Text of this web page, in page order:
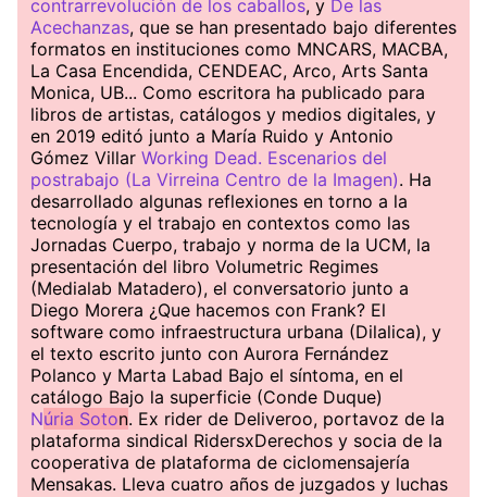
contrarrevolución de los caballos, y De las
Acechanzas, que se han presentado bajo diferentes
formatos en instituciones como MNCARS, MACBA,
La Casa Encendida, CENDEAC, Arco, Arts Santa
Monica, UB... Como escritora ha publicado para
libros de artistas, catálogos y medios digitales, y
en 2019 editó junto a María Ruido y Antonio
Gómez Villar Working Dead. Escenarios del
postrabajo (La Virreina Centro de la Imagen). Ha
desarrollado algunas reflexiones en torno a la
tecnología y el trabajo en contextos como las
Jornadas Cuerpo, trabajo y norma de la UCM, la
presentación del libro Volumetric Regimes
(Medialab Matadero), el conversatorio junto a
Diego Morera ¿Que hacemos con Frank? El
software como infraestructura urbana (Dilalica), y
el texto escrito junto con Aurora Fernández
Polanco y Marta Labad Bajo el síntoma, en el
catálogo Bajo la superficie (Conde Duque)
Núria Soton. Ex rider de Deliveroo, portavoz de la
plataforma sindical RidersxDerechos y socia de la
cooperativa de plataforma de ciclomensajería
Mensakas. Lleva cuatro años de juzgados y luchas